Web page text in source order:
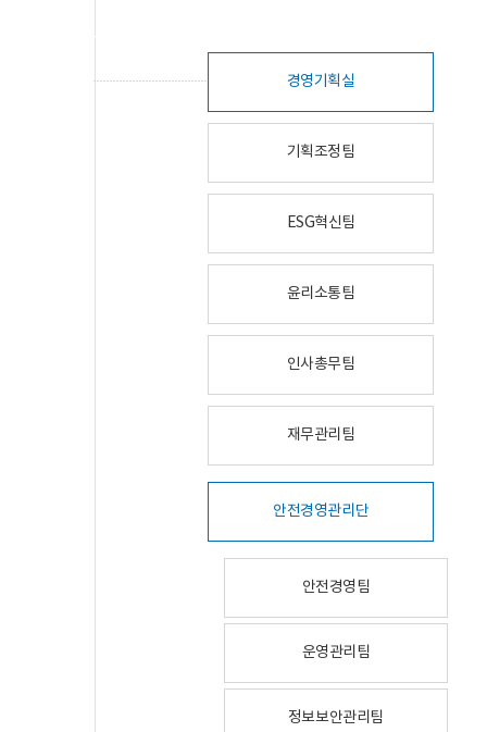
경영기획실
기획조정팀
ESG혁신팀
윤리소통팀
인사총무팀
재무관리팀
안전경영관리단
안전경영팀
운영관리팀
정보보안관리팀